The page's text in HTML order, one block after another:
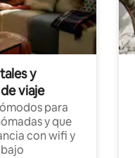
y
viaje
para
y que
con wifi y